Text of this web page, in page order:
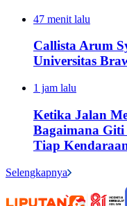
47 menit lalu
Callista Arum
Universitas
1 jam lalu
Ketika Jalan
Bagaimana
Tiap
Selengkapnya